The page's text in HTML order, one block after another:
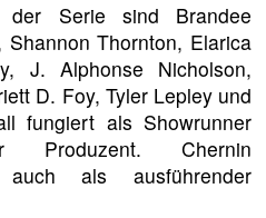
der Serie sind Brandee
Thornton, Elarica
J. Alphonse Nicholson,
D. Foy, Tyler Lepley und
fungiert als Showrunner
Produzent. Chernin
als ausführender